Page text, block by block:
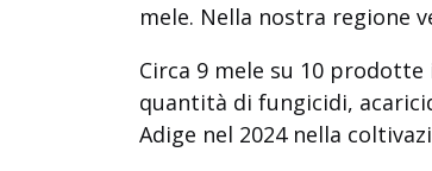
mele. Nella nostra regione
Circa 9 mele su 10
quantità di fungicidi,
Adige nel 2024 nella